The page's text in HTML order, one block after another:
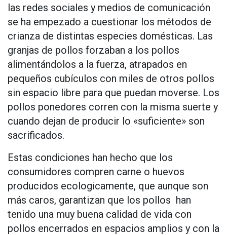
las redes sociales y medios de comunicación
se ha empezado a cuestionar los métodos de
crianza de distintas especies domésticas. Las
granjas de pollos forzaban a los pollos
alimentándolos a la fuerza, atrapados en
pequeños cubículos con miles de otros pollos
sin espacio libre para que puedan moverse. Los
pollos ponedores corren con la misma suerte y
cuando dejan de producir lo «suficiente» son
sacrificados.
Estas condiciones han hecho que los
consumidores compren carne o huevos
producidos ecologicamente, que aunque son
más caros, garantizan que los pollos han
tenido una muy buena calidad de vida con
pollos encerrados en espacios amplios y con la